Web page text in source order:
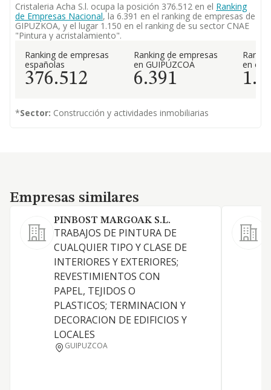
Cristaleria Acha S.l. ocupa la posición 376.512 en el Ranking
de Empresas Nacional, la 6.391 en el ranking de empresas de
GIPUZKOA, y el lugar 1.150 en el ranking de su sector CNAE
"Pintura y acristalamiento".
Ranking de empresas
españolas
376.512
Ranking de empresas
en GUIPÚZCOA
6.391
en el
*Sector: Construcción y actividades inmobiliarias
Empresas similares
Empresas similares
PINBOST MARGOAK S.L.
TRABAJOS DE PINTURA DE
CUALQUIER TIPO Y CLASE DE
INTERIORES Y EXTERIORES;
REVESTIMIENTOS CON
PAPEL, TEJIDOS O
PLASTICOS; TERMINACION Y
DECORACION DE EDIFICIOS Y
LOCALES
GUIPUZCOA